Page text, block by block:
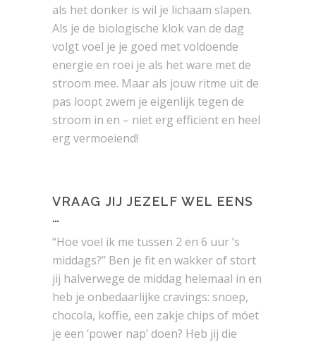
als het donker is wil je lichaam slapen.
Als je de biologische klok van de dag
volgt voel je je goed met voldoende
energie en roei je als het ware met de
stroom mee. Maar als jouw ritme uit de
pas loopt zwem je eigenlijk tegen de
stroom in en – niet erg efficiënt en heel
erg vermoeiend!
VRAAG JIJ JEZELF WEL EENS
…
“Hoe voel ik me tussen 2 en 6 uur ’s
middags?” Ben je fit en wakker of stort
jij halverwege de middag helemaal in en
heb je onbedaarlijke cravings: snoep,
chocola, koffie, een zakje chips of móet
je een ‘power nap’ doen? Heb jij die